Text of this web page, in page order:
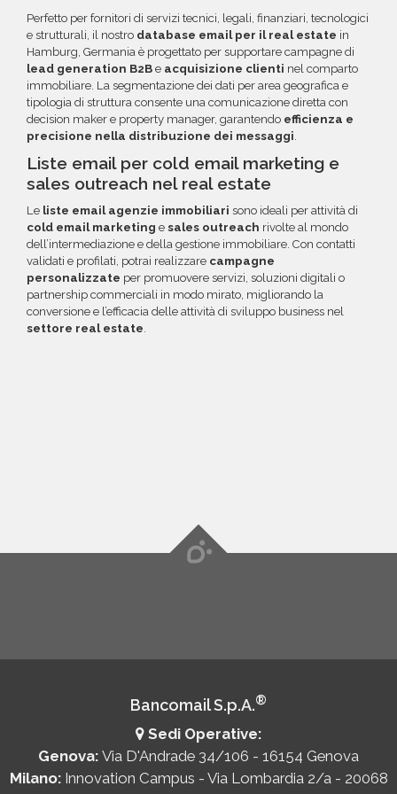
Perfetto per fornitori di servizi tecnici, legali, finanziari, tecnologici
e strutturali, il nostro database email per il real estate in
Hamburg, Germania è progettato per supportare campagne di
lead generation B2B e acquisizione clienti nel comparto
immobiliare. La segmentazione dei dati per area geografica e
tipologia di struttura consente una comunicazione diretta con
decision maker e property manager, garantendo efficienza e
precisione nella distribuzione dei messaggi
Liste email per cold email marketing e
sales outreach nel real estate
Le liste email agenzie immobiliari sono ideali per attività di
cold email marketing e sales outreach rivolte al mondo
dell’intermediazione e della gestione immobiliare. Con contatti
validati e profilati, potrai realizzare campagne
personalizzate per promuovere servizi, soluzioni digitali o
partnership commerciali in modo mirato, migliorando la
conversione e l’efficacia delle attività di sviluppo business nel
settore real estate.
Bancomail S.p.A.®
Sedi Operative:
Genova: Via D'Andrade 34/106 - 16154 Genova
Milano: Innovation Campus - Via Lombardia 2/a - 20068